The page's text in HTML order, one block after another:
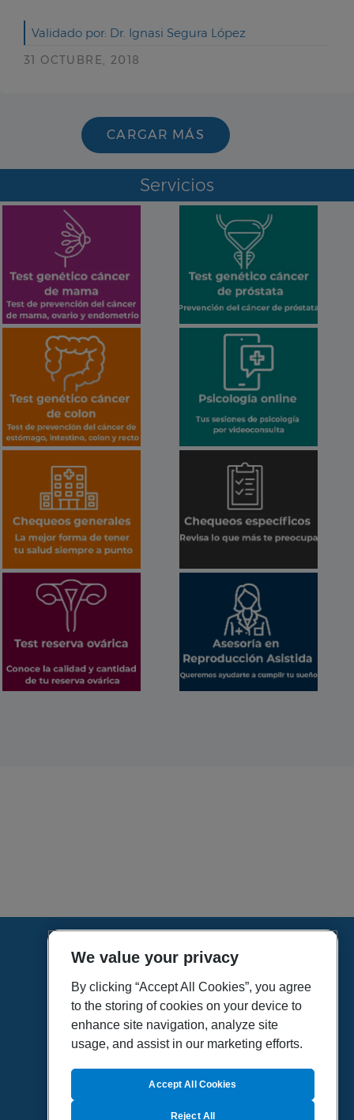
Validado por: Dr. Ignasi Segura López
31 OCTUBRE, 2018
CARGAR MÁS
Servicios
HOME
VÍDEOS
POLÍTICA DE PRIVACIDAD
POLÍTICA DE COOKIES
MAPA DEL SITIO
QUIENES SOMOS
We value your privacy
By clicking “Accept All Cookies”, you agree
to the storing of cookies on your device to
enhance site navigation, analyze site
usage, and assist in our marketing efforts.
Reject All
Accept All Cookies